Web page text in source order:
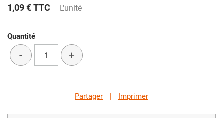
1,09 €TTC L'unité
Quantité
- +
Partager | Imprimer